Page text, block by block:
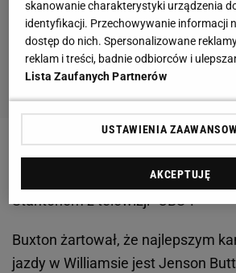
Własnie do takiej wymiany zdań
między Willem Buxtonem z "NBC
Stantonem z telewizji "CBS".
Buxton żartował, że najlepszym
jazdy w Williamsie jest Jenson
skanowanie charakterystyki urządzenia
identyfikacji. Przechowywanie informacji
dostęp do nich. Spersonalizowane
reklam i treści, badnie odbiorców i
Lista Zaufanych Partnerów
USTAWIENIA
AKCEPTUJĘ